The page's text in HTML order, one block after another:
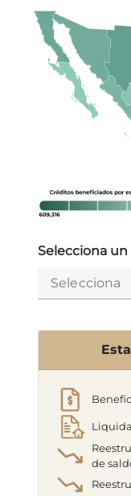
Selecciona
Selecciona
de